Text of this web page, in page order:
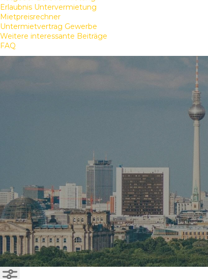
Erlaubnis Untervermietung
Mietpreisrechner
Untermietvertrag Gewerbe
Weitere interessante Beiträge
FAQ